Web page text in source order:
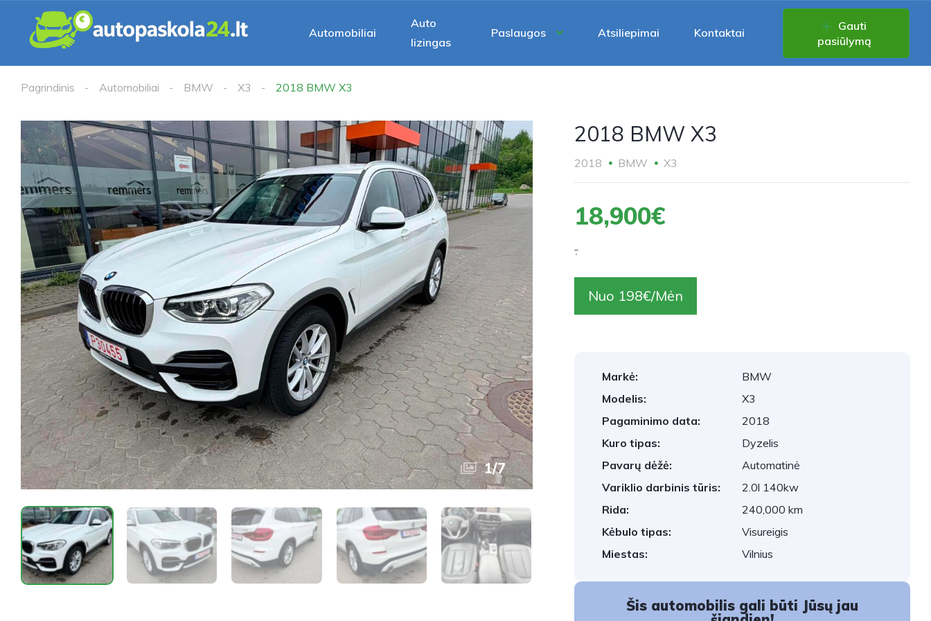
Automobiliai
Auto
lizingas
Paslaugos Atsiliepimai Kontaktai
Gauti
pasiūlymą
Pagrindinis Automobiliai BMW X3 2018 BMW X3
1/7
2018 BMW X3
2018 BMW X3
18,900€
.
Nuo 198€/Mėn
Markė:
BMW
Modelis:
X3
Pagaminimo data:
2018
Kuro tipas:
Dyzelis
Pavarų dėžė:
Automatinė
Variklio darbinis tūris:
2.0l 140kw
Rida:
240,000 km
Kėbulo tipas:
Visureigis
Miestas:
Vilnius
Šis automobilis gali būti Jūsų jau